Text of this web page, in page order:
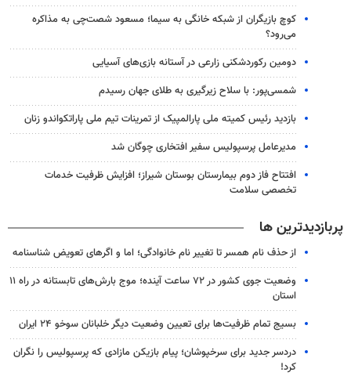
کوچ بازیگران از شبکه خانگی به سیما؛ مسعود شصت‌چی به مذاکره
می‌رود؟
دومین رکوردشکنی زارعی در آستانه بازی‌های آسیایی
شمسی‌پور: با سلاح زیرگیری به طلای جهان رسیدم
بازدید رئیس کمیته ملی پارالمپیک از تمرینات تیم ملی پاراتکواندو زنان
مدیرعامل پرسپولیس سفیر افتخاری چوگان شد
افتتاح فاز دوم بیمارستان بوستان شیراز؛ افزایش ظرفیت خدمات
تخصصی سلامت
پربازدیدترین ها
از حذف نام همسر تا تغییر نام خانوادگی؛ اما و اگرهای تعویض شناسنامه
وضعیت جوی کشور در ۷۲ ساعت آینده؛ موج بارش‌های تابستانه در راه ۱۱
استان
بسیج تمام ظرفیت‌ها برای تعیین وضعیت دیگر خلبانان سوخو ۲۴ ایران
دردسر جدید برای سرخپوشان؛ پیام بازیکن مازادی که پرسپولیس را نگران
کرد!